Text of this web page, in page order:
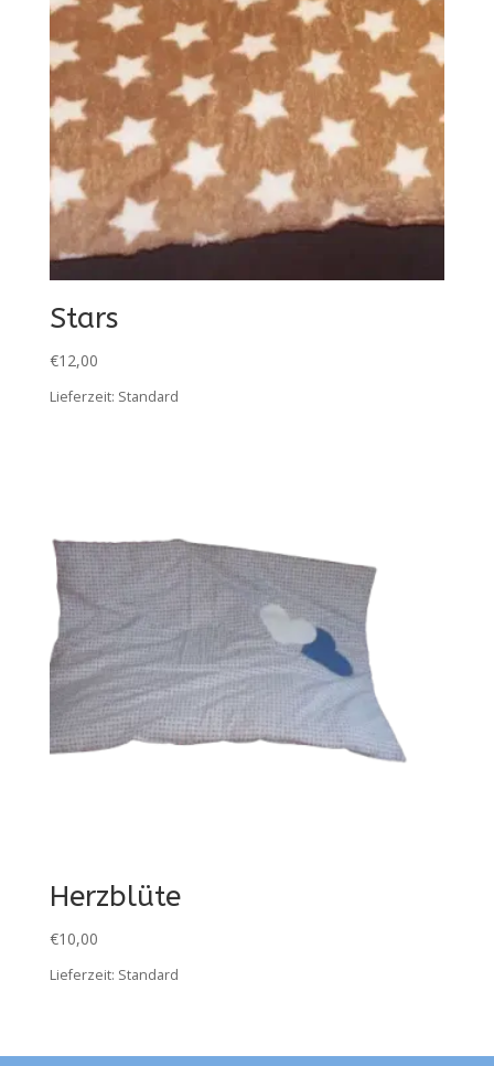
Stars
€12,00
Lieferzeit: Standard
Herzblüte
€10,00
Lieferzeit: Standard